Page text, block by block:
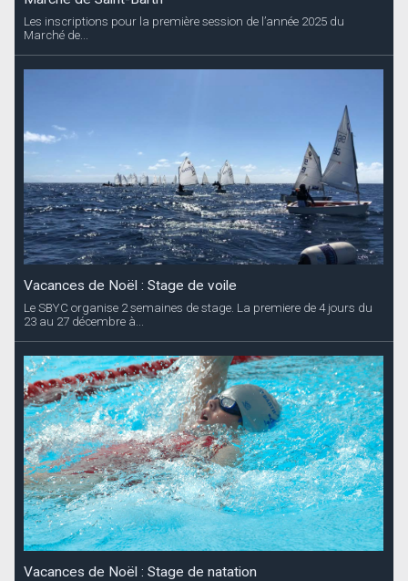
Les inscriptions pour la première session de l’année 2025 du
Marché de...
Vacances de Noël : Stage de voile
Le SBYC organise 2 semaines de stage. La premiere de 4 jours du
23 au 27 décembre à...
Vacances de Noël : Stage de natation